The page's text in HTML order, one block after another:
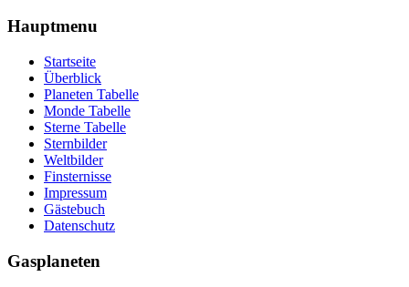
Hauptmenu
Startseite
Überblick
Planeten Tabelle
Monde Tabelle
Sterne Tabelle
Sternbilder
Weltbilder
Finsternisse
Impressum
Gästebuch
Datenschutz
Gasplaneten